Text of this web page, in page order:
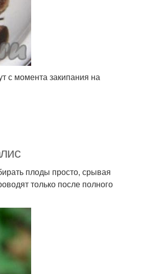
с момента закипания на
плоды просто, срывая
только после полного